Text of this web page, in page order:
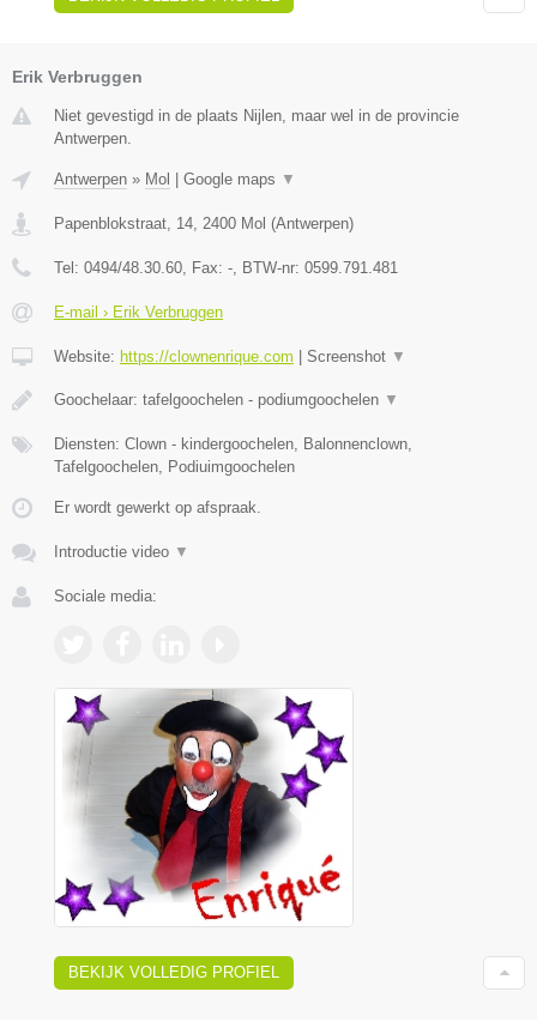
Erik Verbruggen
Niet gevestigd in de plaats Nijlen, maar wel in de provincie
Antwerpen.
Antwerpen » Mol Google maps ▼
Papenblokstraat, 14, 2400 Mol (Antwerpen)
Tel: 0494/48.30.60, Fax: -, BTW-nr: 0599.791.481
E-mail › Erik Verbruggen
Website: https://clownenrique.com Screenshot ▼
Goochelaar: tafelgoochelen - podiumgoochelen ▼
Diensten: Clown - kindergoochelen, Balonnenclown,
Tafelgoochelen, Podiuimgoochelen
Er wordt gewerkt op afspraak.
Introductie video ▼
Sociale media:
BEKIJK VOLLEDIG PROFIEL